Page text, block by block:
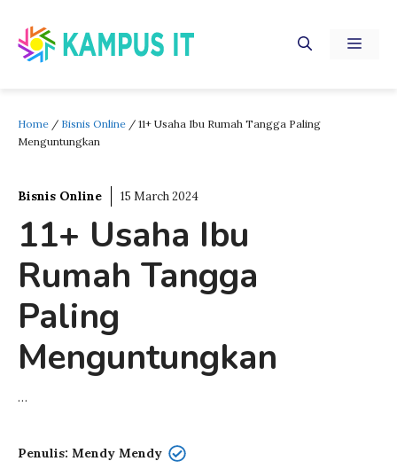
content
Home / Bisnis Online / 11+ Usaha Ibu Rumah Tangga Paling
Menguntungkan
Bisnis Online 15 March 2024
11+ Usaha Ibu
Rumah Tangga
Paling
Menguntungkan
…
Penulis: Mendy Mendy